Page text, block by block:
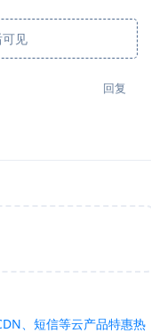
可见
回复
、短信等云产品特惠热